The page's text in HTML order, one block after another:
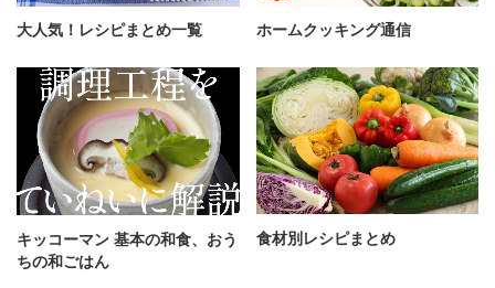
大人気！レシピまとめ一覧 ホームクッキング通信
キッコーマン 基本の和食、おう
ちの和ごはん
食材別レシピまとめ